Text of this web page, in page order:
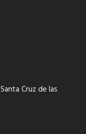
Cruz de las